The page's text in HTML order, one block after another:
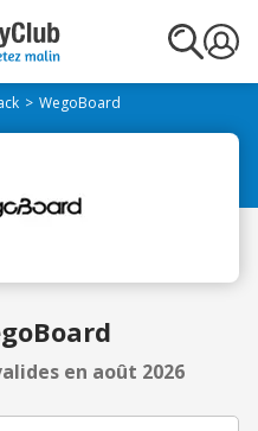
WegoBoard
en août 2026